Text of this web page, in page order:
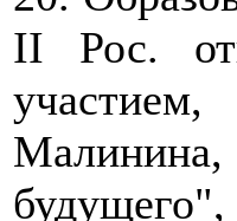
II Рос.
будущего",